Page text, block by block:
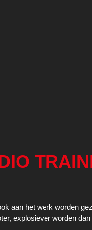
aan het werk worden
explosiever worden